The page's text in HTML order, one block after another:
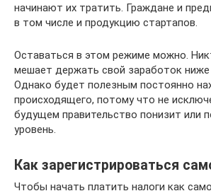
начинают их тратить. Граждане и
в том числе и продукцию стартапов.
Оставаться в этом режиме можно.
мешает держать свой заработок ниже
Однако будет полезным постоянно
происходящего, потому что не
будущем правительство понизит или
уровень.
Как зарегистрироваться
Чтобы начать платить налоги как